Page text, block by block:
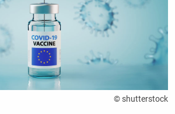
© shutterstock